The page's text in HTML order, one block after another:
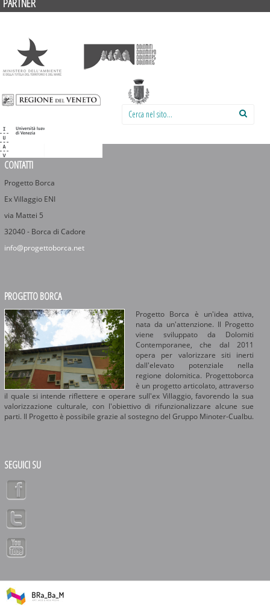
PARTNER
Cerca nel sito:
CONTATTI
Progetto Borca
Ex Villaggio ENI
via Mattei 5
32040 - Borca di Cadore
info@progettoborca.net
PROGETTO BORCA
Progetto Borca è un'idea attiva,
nata da un'attenzione. Il Progetto
viene sviluppato da Dolomiti
Contemporanee, che dal 2011
opera per valorizzare siti inerti
dall'elevato potenziale nella
regione dolomitica. Progettoborca
è un progetto articolato, attraverso
il quale si intende riflettere e operare sull'ex Villaggio, favorendo la sua
valorizzazione culturale, con l'obiettivo di rifunzionalizzare alcune sue
parti. Il Progetto è possibile grazie al sostegno del Gruppo Minoter-Cualbu.
SEGUICI SU